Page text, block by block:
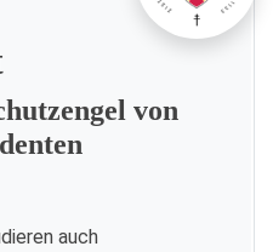
von
auch